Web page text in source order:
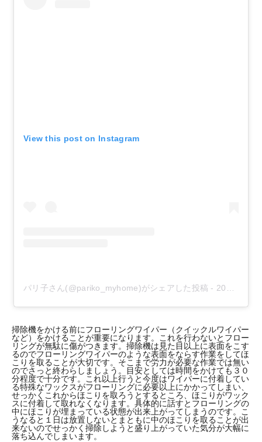
View this post on Instagram
パリ子さん(@pariko_myhome)がシェアした投稿 - 2018年 7月月4日午後10時41分PDT
掃除機をかける前にフローリングワイパー（クイックルワイパー
など）をかけることが重要になります。これを行わないとフロー
リングが無駄に傷がつきます。掃除機は見た目以上に表面をこす
るのでフローリングワイパーのような表面をならす作業をしてほ
こりを取ることが大切です。そこまで労力が必要な作業では無い
のでさっと終わらしましょう。目安としては時間をかけても３０
分程度で十分です。これ以上行うと今度はワイパーに付着してい
る特殊なワックスがフローリングに必要以上にかかってしまい、
せっかくこれからほこりを取ろうとするところ、ほこりがワック
スに付着して取れなくなります。具体的に話すとフローリングの
中にほこりが埋まっている状態が出来上がってしまうのです。こ
うなると１日は放置しないとまともに中のほこりを取ることが出
来ないのでせっかく掃除しようと盛り上がっていた気分が大幅に
落ち込んでしまいます。